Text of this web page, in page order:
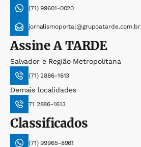
(71) 99601-0020
jornalismoportal@grupoatarde.com.br
AssineA TARDE
Salvador e Região Metropolitana
(71) 2886-1613
Demais localidades
71 2886-1613
Classificados
(71) 99965-8961